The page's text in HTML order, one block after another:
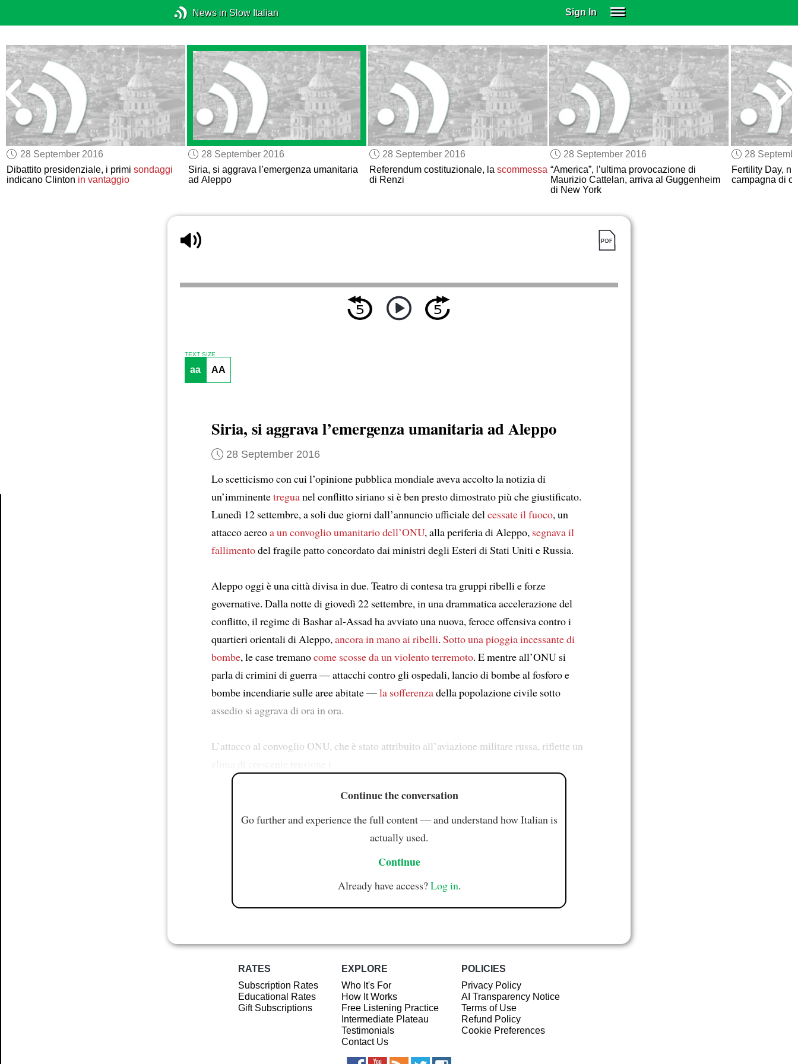
News in Slow Italian Sign In
SUBSCRIBE
EDUCATIONAL LICENSES
GIFT CARDS
OTHER LANGUAGES
ABOUT US
ALEXA
ADJUST COLORS
28 September 2016
Dibattito presidenziale, i primisondaggi
indicano Clinton in vantaggio
28 September 2016
Siria, si aggrava l’emergenza umanitaria
ad Aleppo
28 September 2016
Referendum costituzionale, la scommessa
di Renzi
28 September 2016
“America”, l’ultima provocazione di
Maurizio Cattelan, arriva al Guggenheim
di New York
28
Fertility Day,
campagna di
TEXT SIZE
aa AA
Siria, si aggrava l’emergenza umanitaria ad Aleppo
28 September 2016
Lo scetticismo con cui l’opinione pubblica mondiale aveva accolto la notizia di
un’imminentetreguanel conflitto siriano si è ben presto dimostrato più che giustificato.
Lunedì 12 settembre, a soli due giorni dall’annuncio ufficiale del cessate il fuoco, un
attacco aereoa un convoglio umanitario dell’ONU, alla periferia di Aleppo, segnava il
fallimentodel fragile patto concordato dai ministri degli Esteri di Stati Uniti e Russia.
Aleppo oggi è una città divisa in due. Teatro di contesa tra gruppi ribelli e forze
governative. Dalla notte di giovedì 22 settembre, in una drammatica accelerazione del
conflitto, il regime di Bashar al-Assad ha avviato una nuova, feroce offensiva contro i
quartieri orientali di Aleppo, ancora in mano ai ribelli. Sotto una pioggia incessante di
bombe, le case tremanocome scosse da un violento terremoto. E mentre all’ONU si
parla di crimini di guerra — attacchi contro gli ospedali, lancio di bombe al fosforo e
bombe incendiarie sulle aree abitate —la sofferenzadella popolazione civile sotto
assedio si aggrava di ora in ora.
L’attacco al convoglio ONU, che è stato attribuito all’aviazione militare russa, riflette un
Continue the conversation
Go further and experience the full content — and understand how Italian is
actually used.
Continue
Already have access?Log in.
RATES
Subscription Rates
Educational Rates
Gift Subscriptions
EXPLORE
Who It's For
How It Works
Free Listening Practice
Intermediate Plateau
Testimonials
Contact Us
POLICIES
Privacy Policy
AI Transparency Notice
Terms of Use
Refund Policy
Cookie Preferences